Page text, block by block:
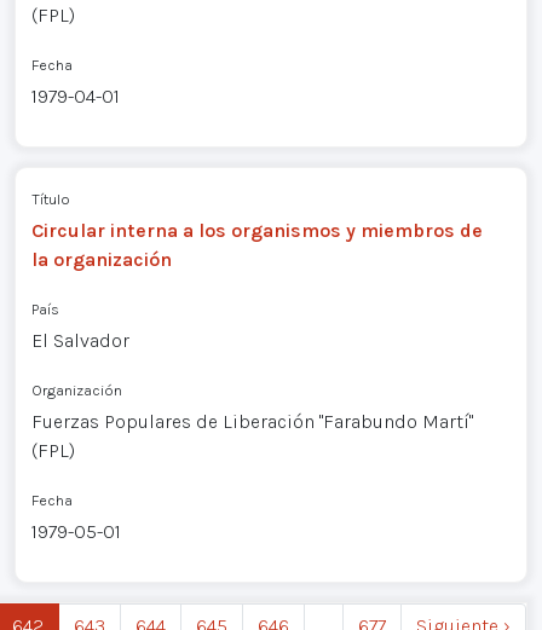
(FPL)
Fecha
1979-04-01
Título
Circular interna a los organismos y miembros de
la organización
País
El Salvador
Organización
Fuerzas Populares de Liberación "Farabundo Martí"
(FPL)
Fecha
1979-05-01
642 643 644 645 646 677 Siguiente ›